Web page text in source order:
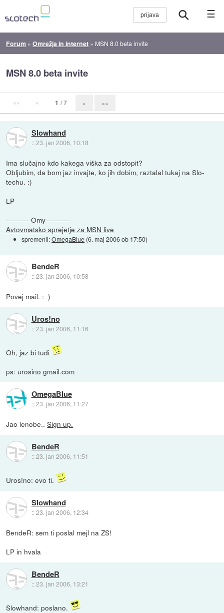
☰
Forum »Omrežja in internet » MSN 8.0 beta invite
MSN 8.0 beta invite
«« « 1 / 7 » »»
Slowhand
::23. jan 2006, 10:18
Ima slučajno kdo kakega viška za odstopit?
Obljubim, da bom jaz invajte, ko jih dobim, raztalal tukaj na Slo-
techu. :)
LP
----------Omy----------
Avtovmatsko sprejetje za MSN live
spremenil:OmegaBlue (6. maj 2006 ob 17:50)
BendeR
::23. jan 2006, 10:58
Povej mail. :=)
Uros!no
::23. jan 2006, 11:16
Oh, jaz bi tudi
ps: urosino gmail.com
OmegaBlue
::23. jan 2006, 11:27
Jao lenobe..Sign up.
BendeR
::23. jan 2006, 11:51
Uros!no: evo ti.
Slowhand
::23. jan 2006, 12:34
BendeR: sem ti poslal mejl na ZS!
LP in hvala
BendeR
::23. jan 2006, 13:21
Slowhand: poslano.